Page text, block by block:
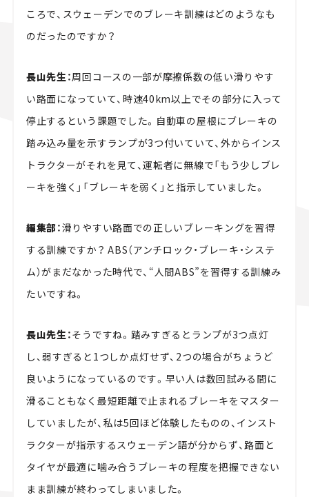
ころで、スウェーデンでのブレーキ訓練はどのようなも
のだったのですか？
長山先生：周回コースの一部が摩擦係数の低い滑りやす
い路面になっていて、時速40km以上でその部分に入って
停止するという課題でした。自動車の屋根にブレーキの
踏み込み量を示すランプが3つ付いていて、外からインス
トラクターがそれを見て、運転者に無線で「もう少しブレ
ーキを強く」「ブレーキを弱く」と指示していました。
編集部：滑りやすい路面での正しいブレーキングを習得
する訓練ですか？ ABS（アンチロック・ブレーキ・システ
ム）がまだなかった時代で、“人間ABS”を習得する訓練み
たいですね。
長山先生：そうですね。踏みすぎるとランプが3つ点灯
し、弱すぎると1つしか点灯せず、2つの場合がちょうど
良いようになっているのです。早い人は数回試みる間に
滑ることもなく最短距離で止まれるブレーキをマスター
していましたが、私は5回ほど体験したものの、インスト
ラクターが指示するスウェーデン語が分からず、路面と
タイヤが最適に噛み合うブレーキの程度を把握できない
まま訓練が終わってしまいました。